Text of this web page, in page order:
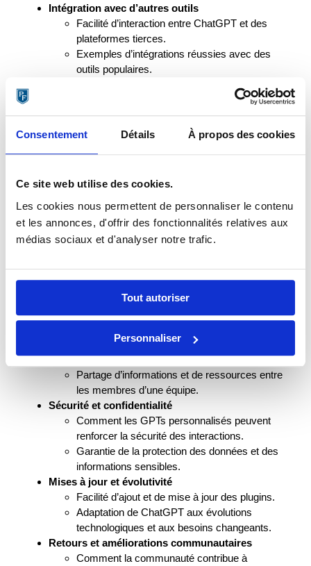
Consentement Détails À propos des cookies
Ce site web utilise des cookies.
Les cookies nous permettent de personnaliser le contenu
et les annonces, d'offrir des fonctionnalités relatives aux
médias sociaux et d'analyser notre trafic.
Tout autoriser
Personnaliser
Intégration avec d’autres outils
Facilité d’interaction entre ChatGPT et des
plateformes tierces.
Exemples d’intégrations réussies avec des
outils populaires.
Utilisation des GPTs personnalisés pour
automatiser certaines tâches répétitives.
Gain de temps et d’efficacité dans la réalisation
une expérience utilisateur plus personnalisée.
Adaptation de ChatGPT à des besoins
spécifiques grâce aux GPTs personnalisés
Amélioration de la recherche et de l’exploration
effectuer des recherches approfondies sur le
web.
Extraction et présentation d’informations
pertinentes en temps réel.
Facilitation de la collaboration grâce à des
GPTs personnalisés dédiés.
Partage d’informations et de ressources entre
les membres d’une équipe.
Sécurité et confidentialité
Comment les GPTs personnalisés peuvent
renforcer la sécurité des interactions.
Garantie de la protection des données et des
informations sensibles.
Mises à jour et évolutivité
Facilité d’ajout et de mise à jour des plugins.
Adaptation de ChatGPT aux évolutions
technologiques et aux besoins changeants.
Retours et améliorations communautaires
Comment la communauté contribue à